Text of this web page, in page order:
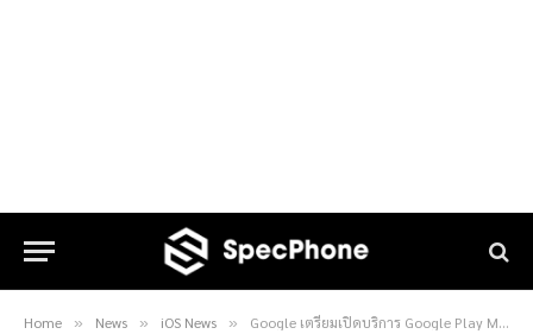
Home » News » iOS News » Google เตรียมเปิดบริการ Google Play Music แบบสตรีมมิ่งสำหรับบน iOS เร็วๆ นี้